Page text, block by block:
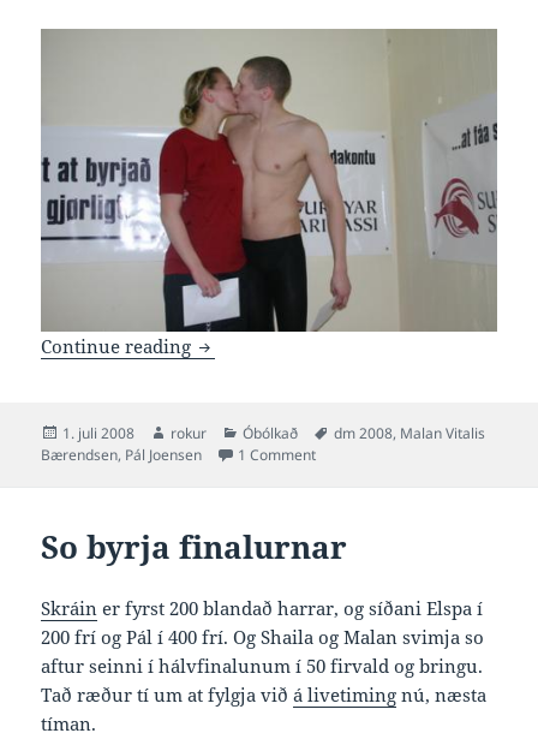
Continue reading 2 føroysk met í finalunum í kvøld
Posted
on
1. juli 2008 Author
rokur Categories
Óbólkað Tags
dm 2008, Malan Vitalis
Bærendsen, Pál Joensen 1 Commenton 2 føroysk met í finalunum í
So byrja finalurnar
Skráin er fyrst 200 blandað harrar, og síðani Elspa í
200 frí og Pál í 400 frí. Og Shaila og Malan svimja so
aftur seinni í hálvfinalunum í 50 firvald og bringu.
Tað ræður tí um at fylgja viðá livetiming nú, næsta
tíman.